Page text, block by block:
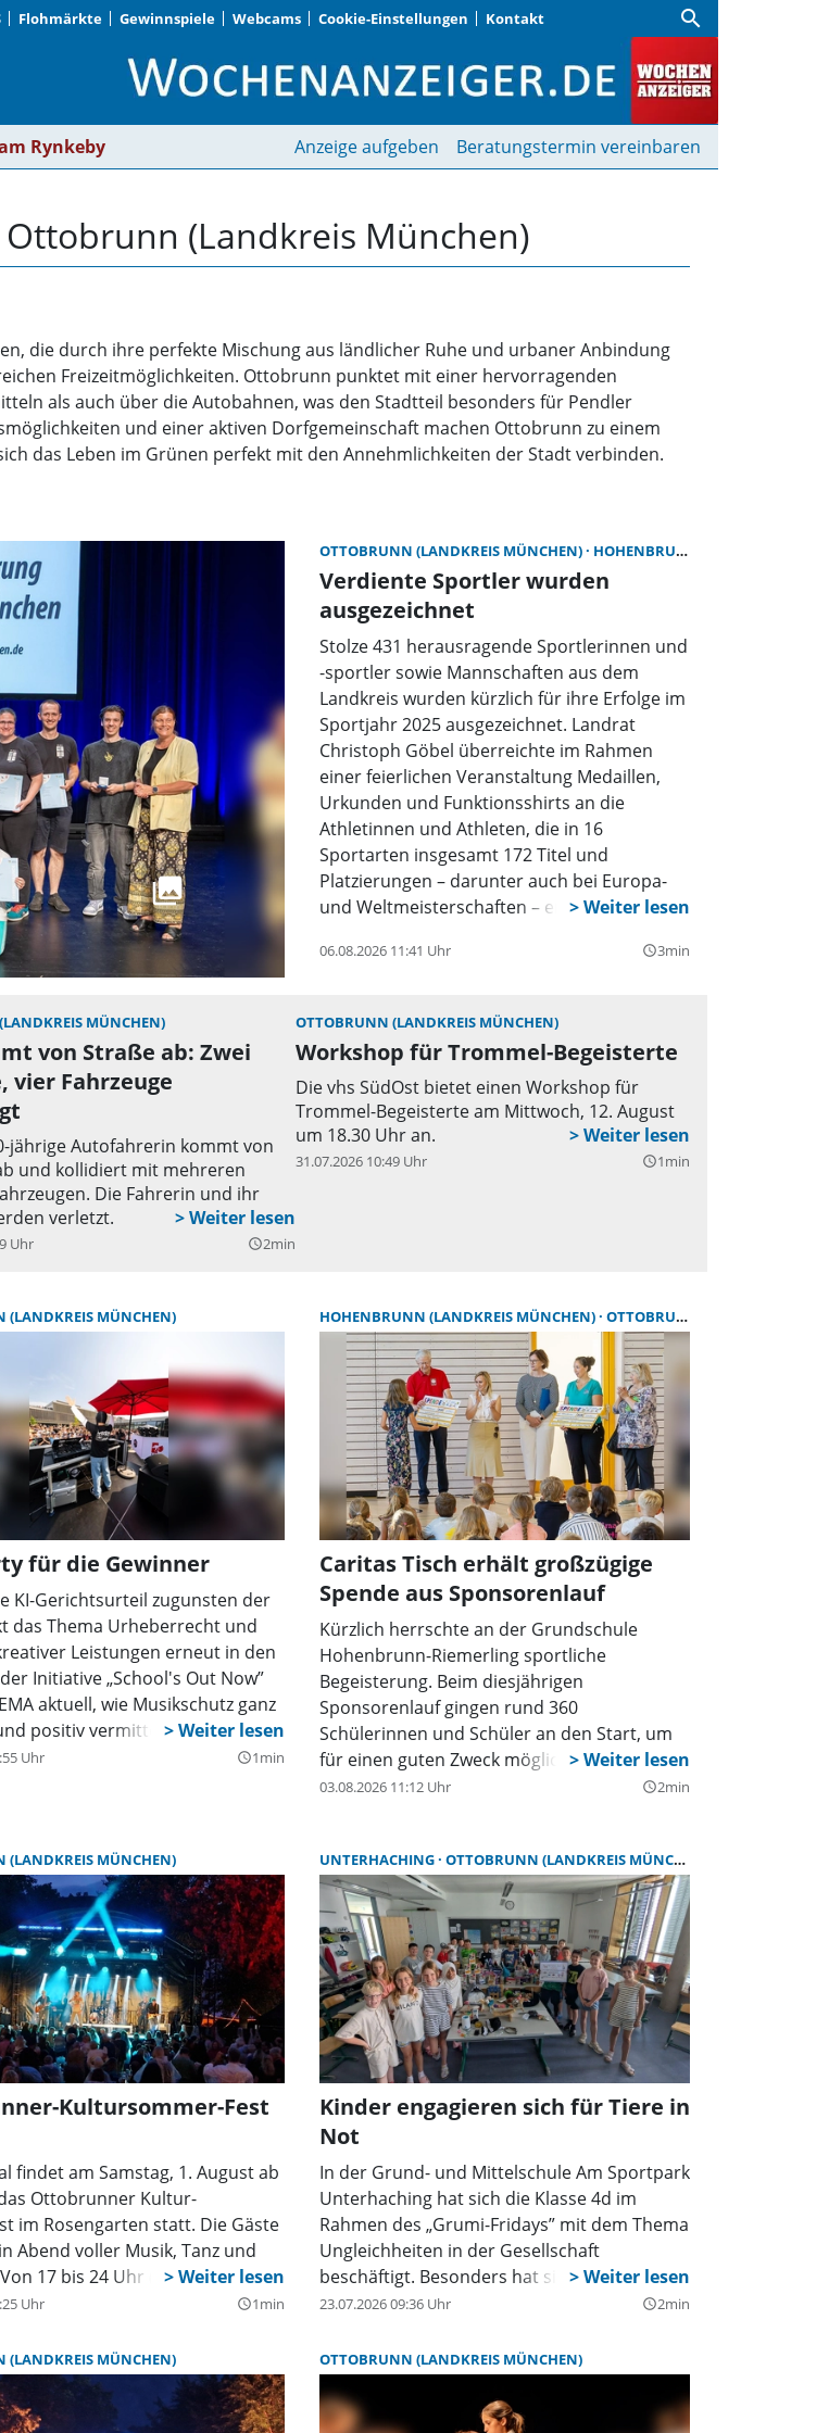
Flohmärkte Gewinnspiele Webcams Cookie-Einstellungen Kontakt search
(Landkreis München) |
Rynkeby Anzeige aufgeben Beratungstermin vereinbaren
(Landkreis München)
die durch ihre perfekte Mischung aus ländlicher Ruhe und urbaner Anbindung
Freizeitmöglichkeiten. Ottobrunn punktet mit einer hervorragenden
als auch über die Autobahnen, was den Stadtteil besonders für Pendler
und einer aktiven Dorfgemeinschaft machen Ottobrunn zu einem
das Leben im Grünen perfekt mit den Annehmlichkeiten der Stadt verbinden.
OTTOBRUNN (LANDKREIS MÜNCHEN) HOHENBRUNN (LANDKREIS MÜNCHEN)
Verdiente Sportler wurden
ausgezeichnet
Stolze 431 herausragende Sportlerinnen und
-sportler sowie Mannschaften aus dem
Landkreis wurden kürzlich für ihre Erfolge im
Sportjahr 2025 ausgezeichnet. Landrat
Christoph Göbel überreichte im Rahmen
einer feierlichen Veranstaltung Medaillen,
Urkunden und Funktionsshirts an die
Athletinnen und Athleten, die in 16
Sportarten insgesamt 172 Titel und
Platzierungen – darunter auch bei Europa-
und Weltmeisterschaften – errungen hatten.
06.08.2026 11:41 Uhr query_builder3min
MÜNCHEN)
von Straße ab: Zwei
vier Fahrzeuge
jährige Autofahrerin kommt von
und kollidiert mit mehreren
Die Fahrerin und ihr
verletzt.
Uhr query_builder2min
OTTOBRUNN (LANDKREIS MÜNCHEN)
Workshop für Trommel-Begeisterte
Die vhs SüdOst bietet einen Workshop für
Trommel-Begeisterte am Mittwoch, 12. August
um 18.30 Uhr an.
31.07.2026 10:49 Uhr query_builder1min
(LANDKREIS MÜNCHEN)
für die Gewinner
KI-Gerichtsurteil zugunsten der
das Thema Urheberrecht und
Leistungen erneut in den
Initiative „School's Out Now”
aktuell, wie Musikschutz ganz
positiv vermittelt werden
dort, wo junge Menschen
Uhr query_builder1min
HOHENBRUNN (LANDKREIS MÜNCHEN) OTTOBRUNN (LANDKREIS MÜNCHEN)
Caritas Tisch erhält großzügige
Spende aus Sponsorenlauf
Kürzlich herrschte an der Grundschule
Hohenbrunn-Riemerling sportliche
Begeisterung. Beim diesjährigen
Sponsorenlauf gingen rund 360
Schülerinnen und Schüler an den Start, um
für einen guten Zweck möglichst viele
Runden zu laufen. Die Veranstaltung wurde
Sportplatz in Riemerling und dem Sportplatz
in Hohenbrunn statt.
03.08.2026 11:12 Uhr query_builder2min
(LANDKREIS MÜNCHEN)
Kultursommer-Fest
findet am Samstag, 1. August ab
Ottobrunner Kultur-
im Rosengarten statt. Die Gäste
Abend voller Musik, Tanz und
17 bis 24 Uhr (Eintritt frei!)
beim Wolf-Ferrari-Haus
Familie ein kunterbuntes
Mitmachen und Spaß haben
Im etwa halbstündigen Wechsel
Uhr query_builder1min
UNTERHACHING OTTOBRUNN (LANDKREIS MÜNCHEN)
Kinder engagieren sich für Tiere in
Not
In der Grund- und Mittelschule Am Sportpark
Unterhaching hat sich die Klasse 4d im
Rahmen des „Grumi-Fridays” mit dem Thema
Ungleichheiten in der Gesellschaft
beschäftigt. Besonders hat sie dabei das
Thema Tiere interessiert. Gemeinsam mit
es aber nicht bei der Theorie belassen,
sondern aktiv etwas gegen die
Ungleichheiten, die es hier gibt, tun. So
23.07.2026 09:36 Uhr query_builder2min
(LANDKREIS MÜNCHEN) OTTOBRUNN (LANDKREIS MÜNCHEN)